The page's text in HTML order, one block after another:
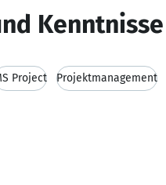
Kenntnisse
Project Projektmanagement